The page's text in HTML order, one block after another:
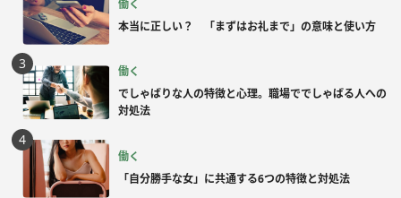
働く
本当に正しい？ 「まずはお礼まで」の意味と使い方
働く
でしゃばりな人の特徴と心理。職場ででしゃばる人への
対処法
働く
「自分勝手な女」に共通する6つの特徴と対処法